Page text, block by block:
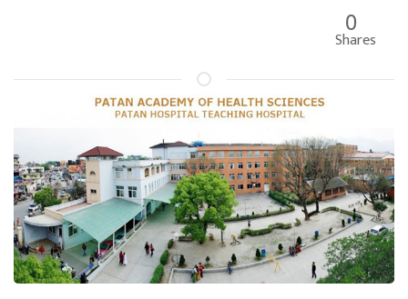
0
Shares